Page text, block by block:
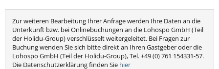
Zur weiteren Bearbeitung Ihrer Anfrage werden Ihre Daten an die
Unterkunft bzw. bei Onlinebuchungen an die Lohospo GmbH (Teil
der Holidu-Group) verschlüsselt weitergeleitet. Bei Fragen zur
Buchung wenden Sie sich bitte direkt an Ihren Gastgeber oder die
Lohospo GmbH (Teil der Holidu-Group), Tel. +49 (0) 761 154331-57.
Die Datenschutzerklärung finden Sie hier